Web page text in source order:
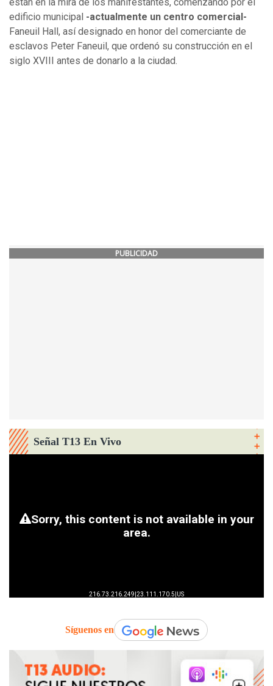
están en la mira de los manifestantes, comenzando por el
edificio municipal -actualmente un centro comercial-
Faneuil Hall, así designado en honor del comerciante de
esclavos Peter Faneuil, que ordenó su construcción en el
siglo XVIII antes de donarlo a la ciudad.
PUBLICIDAD
Señal T13 En Vivo
Síguenos en